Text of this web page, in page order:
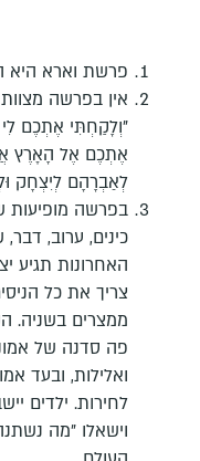
פרשת וארא היא
אין בפרשה
"וְלָקַחְתִּי אֶתְכֶם
אֶתְכֶם אֶל הָאָרֶץ
לְאַבְרָהָם לְיִצְחָק
בפרשה
כינים, ערוב,
האחרונות תגיע
צריך את כל
ממצרים בשניה.
פה סדנה של
ואלילות, ובעד
לחירות. ילדים
וישאלו "מה